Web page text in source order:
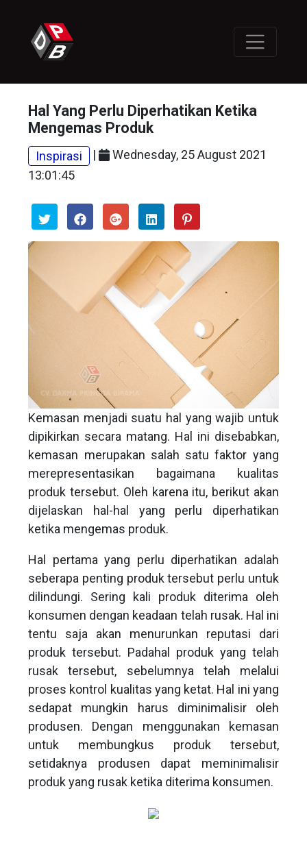
Hal Yang Perlu Diperhatikan Ketika
Mengemas Produk
Inspirasi |
Wednesday, 25 August 2021
13:01:45
Kemasan menjadi suatu hal yang wajib untuk
dipikirkan secara matang. Hal ini disebabkan,
kemasan merupakan salah satu faktor yang
merepresentasikan bagaimana kualitas
produk tersebut. Oleh karena itu, berikut akan
dijelaskan hal-hal yang perlu diperhatikan
ketika mengemas produk.
Hal pertama yang perlu diperhatikan adalah
seberapa penting produk tersebut perlu untuk
dilindungi. Sering kali produk diterima oleh
konsumen dengan keadaan telah rusak. Hal ini
tentu saja akan menurunkan reputasi dari
produk tersebut. Padahal produk yang telah
rusak tersebut, sebelumnya telah melalui
proses kontrol kualitas yang ketat. Hal ini yang
sedapat mungkin harus diminimalisir oleh
produsen. Dengan menggunakan kemasan
untuk membungkus produk tersebut,
setidaknya produsen dapat meminimalisir
produk yang rusak ketika diterima konsumen.